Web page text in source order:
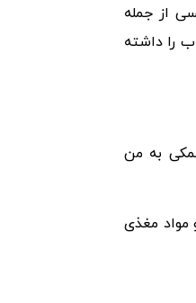
از جمله
را داشته
به من
مواد مغذی